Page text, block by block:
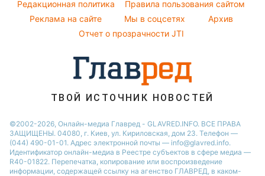
Новости Харькова
Новости Полтавы
Погода на завтра
Пылевая буря
Редакционная политика
Правила пользования сайтом
Реклама на сайте
Мы в соцсетях
Архив
Отчет о прозрачности JTI
ТВОЙ ИСТОЧНИК НОВОСТЕЙ
©2002-2026, Онлайн-медиа Главред - GLAVRED.INFO. ВСЕ ПРАВА
ЗАЩИЩЕНЫ. 04080, г. Киев, ул. Кириловская, дом 23. Телефон —
(044) 490-01-01. Адрес электронной почты — info@glavred.info.
Идентификатор онлайн-медиа в Реестре cубъектов в сфере медиа —
R40-01822. Перепечатка, копирование или воспроизведение
информации, содержащей ссылку на агенство ГЛАВРЕД, в каком-